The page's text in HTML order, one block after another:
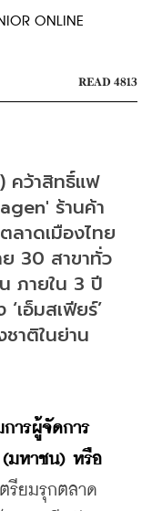
ONLINE
READ 4813
คว้าสิทธิ์แฟ
ร้านค้า
ลาดเมืองไทย
30 สาขาทั่ว
ภายใน 3 ปี
เอ็มสเฟียร์’
ชาติในย่าน
ารผู้จัดการ
มหาชน) หรือ
รียมรุกตลาด